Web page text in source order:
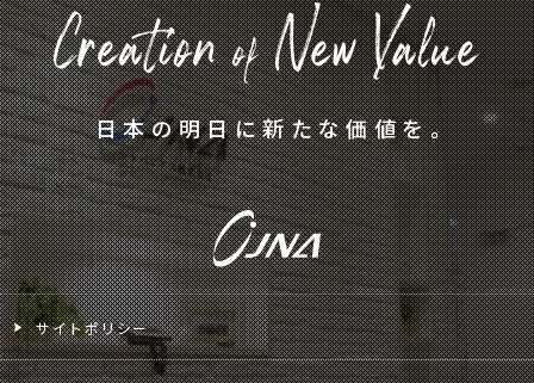
日本の明日に新たな価値を。
サイトポリシー